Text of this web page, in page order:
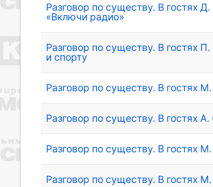
Разговор по существу. В гостях
«Включи радио»
Разговор по существу. В гостях
и спорту
Разговор по существу. В гостях
Разговор по существу. В гостях
Разговор по существу. В гостях
Разговор по существу. В гостях